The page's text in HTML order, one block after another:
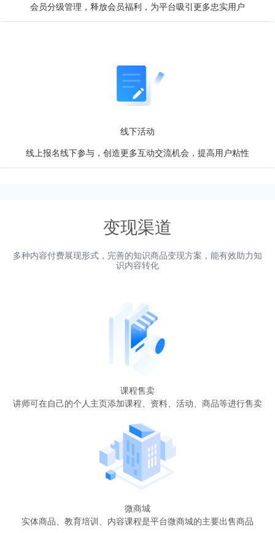
会员分级管理，释放会员福利，为平台吸引更多忠实用户
线下活动
线上报名线下参与，创造更多互动交流机会，提高用户粘性
变现渠道
多种内容付费展现形式，完善的知识商品变现方案，能有效助力知
识内容转化
课程售卖
讲师可在自己的个人主页添加课程、资料、活动、商品等进行售卖
微商城
实体商品、教育培训、内容课程是平台微商城的主要出售商品